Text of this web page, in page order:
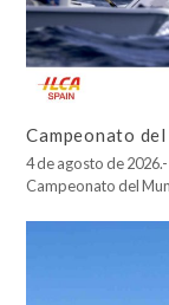
Campeonato
4 de agosto de
Campeonato del